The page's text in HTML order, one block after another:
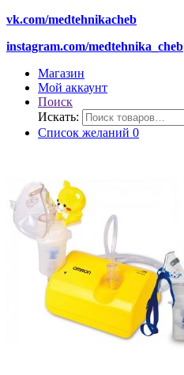
vk.com/medtehnikacheb
instagram.com/medtehnika_cheb
Магазин
Мой аккаунт
Поиск
Искать:
Список желаний 0